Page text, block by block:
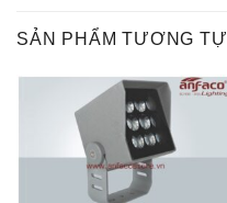
SẢN PHẨM TƯƠNG TỰ